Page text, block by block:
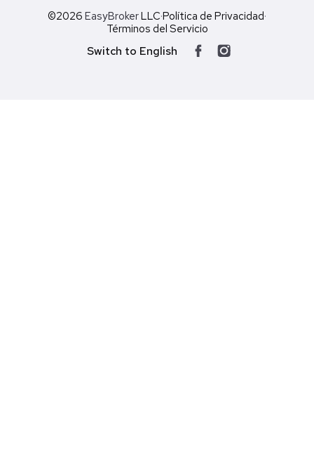
©2026 EasyBrokerLLC·Política de Privacidad·
Términos del Servicio
Switch to English